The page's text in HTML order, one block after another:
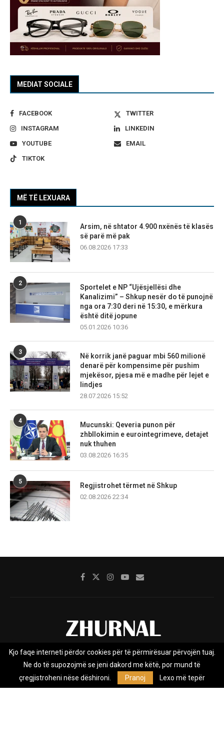
MEDIAT SOCIALE
FACEBOOK
TWITTER
INSTAGRAM
LINKEDIN
YOUTUBE
EMAIL
TIKTOK
MË TË LEXUARA
1
Arsim, në shtator 4.900 nxënës të klasës
së parë më pak
06.08.2026 17:33
2
Sportelet e NP “Ujësjellësi dhe
Kanalizimi” – Shkup nesër do të punojnë
nga ora 7:30 deri në 15:30, e mërkura
është ditë jopune
05.01.2026 10:36
3
Në korrik janë paguar mbi 560 milionë
denarë për kompensime për pushim
mjekësor, pjesa më e madhe për lejet e
lindjes
28.07.2026 15:52
4
Mucunski: Qeveria punon për
zhbllokimin e eurointegrimeve, detajet
nuk thuhen
03.08.2026 16:35
5
Regjistrohet tërmet në Shkup
02.08.2026 22:34
Rreth nesh Impresumi Marketing
Privacy Policy
Zhurnal.mk është Agjenci e Lajmeve e pavarur, e themeluar në vitin
Kjo faqe interneti përdor cookies për të përmirësuar përvojën tuaj.
Ne do të supozojmë se jeni dakord me këtë, por mund të
çregjistroheni nëse dëshironi.
Pranoj Lexo më tepër